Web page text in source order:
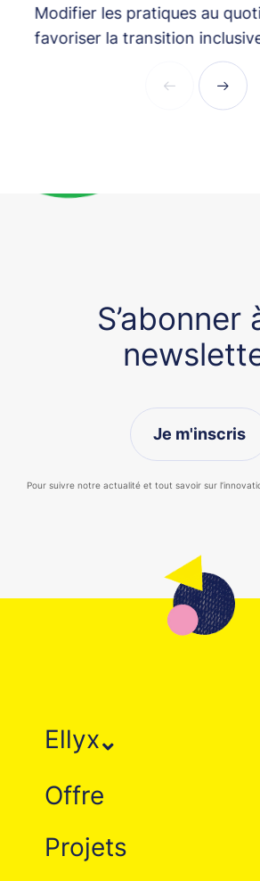
Modifier les pratiques au
favoriser la transition inclusive
S’abonner
Je m'inscris
Pour suivre notre actualité et tout savoir sur
Ellyx
Offre
Projets